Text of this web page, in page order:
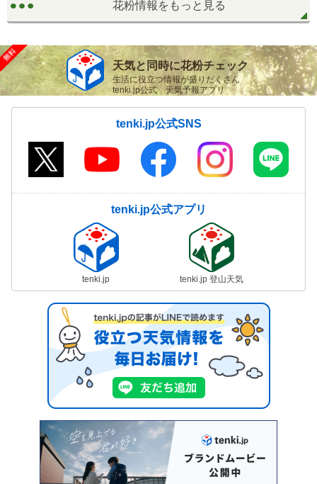
花粉情報をもっと見る
天気と同時に花粉チェック
生活に役立つ情報が盛りだくさん
tenki.jp公式 天気予報アプリ
tenki.jp公式SNS
tenki.jp公式アプリ
tenki.jp tenki.jp 登山天気